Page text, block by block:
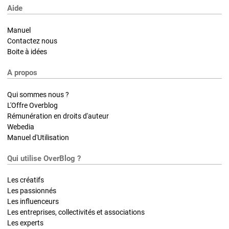
Aide
Manuel
Contactez nous
Boite à idées
A propos
Qui sommes nous ?
L'Offre Overblog
Rémunération en droits d'auteur
Webedia
Manuel d'Utilisation
Qui utilise OverBlog ?
Les créatifs
Les passionnés
Les influenceurs
Les entreprises, collectivités et associations
Les experts